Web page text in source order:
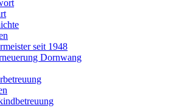
seit 1948
Dornwang